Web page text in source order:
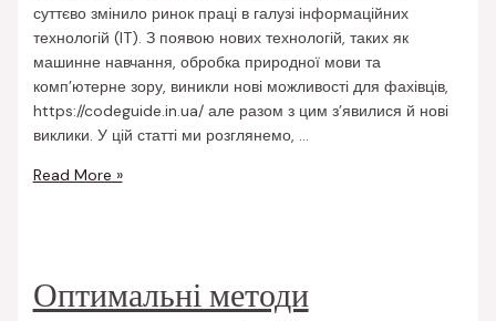
суттєво змінило ринок праці в галузі інформаційних
технологій (IT). З появою нових технологій, таких як
машинне навчання, обробка природної мови та
комп’ютерне зору, виникли нові можливості для фахівців,
https://codeguide.in.ua/ але разом з цим з’явилися й нові
виклики. У цій статті ми розглянемо, …
Read More »
Оптимальні методи